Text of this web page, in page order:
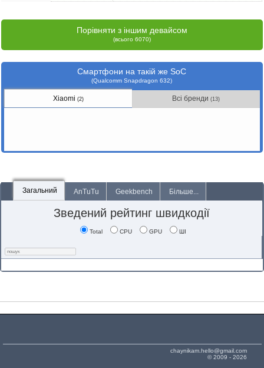
Порівняти з іншим девайсом
(всього 6070)
Смартфони на такій же SoC
(Qualcomm Snapdragon 632)
Xiaomi (2) Всі бренди(13)
Загальний AnTuTu Geekbench Більше...
Зведений рейтинг швидкодії
Total CPU GPU ШІ
chaynikam.hello@gmail.com
© 2009 - 2026